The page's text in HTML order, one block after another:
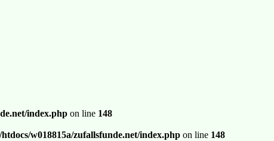
index.php on line 148
w018815a/zufallsfunde.net/index.php on line 148